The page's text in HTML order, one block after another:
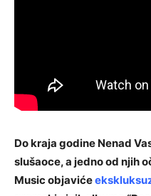
Do kraja godine Nenad
slušaoce, a jedno od njih
Music objaviće